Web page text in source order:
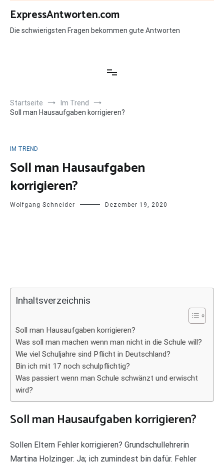
Zum
Inhalt
springen
ExpressAntworten.com
Die schwierigsten Fragen bekommen gute Antworten
Startseite
Im Trend
Soll man Hausaufgaben korrigieren?
IM TREND
Soll man Hausaufgaben
korrigieren?
Wolfgang Schneider Dezember 19, 2020
Inhaltsverzeichnis
Soll man Hausaufgaben korrigieren?
Was soll man machen wenn man nicht in die Schule will?
Wie viel Schuljahre sind Pflicht in Deutschland?
Bin ich mit 17 noch schulpflichtig?
Was passiert wenn man Schule schwänzt und erwischt
wird?
Soll man Hausaufgaben korrigieren?
Sollen Eltern Fehler korrigieren? Grundschullehrerin
Martina Holzinger: Ja; ich zumindest bin dafür. Fehler